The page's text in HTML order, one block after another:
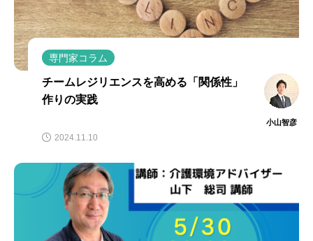
専門家コラム
チームレジリエンスを高める「関係性」
作りの実践
小山智彦
2024.11.10